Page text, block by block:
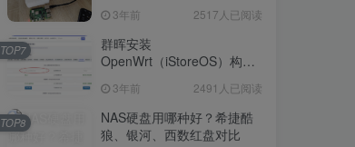
法，性能测试 —— 破解迷思
3年前 2517人已阅读
群晖安装
OpenWrt（iStoreOS）构建
3年前 2491人已阅读
TOP7
NAS硬盘用哪种好？希捷酷
狼、银河、西数红盘对比
TOP8
Openwrt 作为旁路网关（不
是旁路由！！）正确配置方
法，性能测试 —— 破解迷思
3年前 2517人已阅读
群晖安装
OpenWrt（iStoreOS）构建
旁路由配置
3年前 2491人已阅读